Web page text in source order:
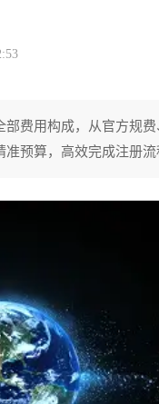
费用构成，从官方规
预算，高效完成注册流